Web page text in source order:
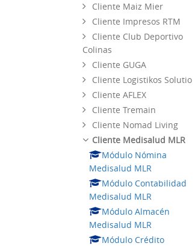
Cliente Maiz Mier
Cliente Impresos RTM
Cliente Club Deportivo
Colinas
Cliente GUGA
Cliente Logistikos Solutio
Cliente AFLEX
Cliente Tremain
Cliente Nomad Living
Cliente Medisalud MLR
Módulo Nómina
Medisalud MLR
Módulo Contabilidad
Medisalud MLR
Módulo Almacén
Medisalud MLR
Módulo Crédito